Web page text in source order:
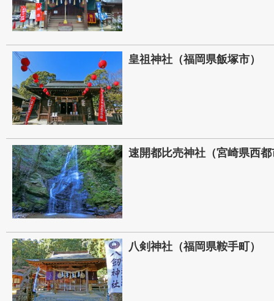
皇祖神社（福岡県飯塚市）
速開都比売神社（宮崎県西
八剣神社（福岡県鞍手町）